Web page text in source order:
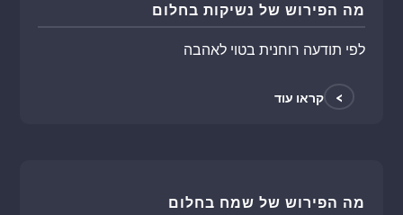
מה הפירוש של נשיקות בחלום
לפי תודעה רוחנית בטוי לאהבה
> קראו עוד
מה הפירוש של שמח בחלום